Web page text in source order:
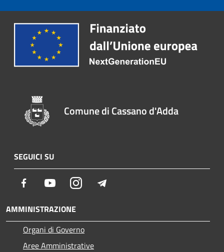
Comune di Cassano d'Adda
SEGUICI SU
Facebook YoutubeInstagram
AMMINISTRAZIONE
Organi di Governo
Aree Amministrative